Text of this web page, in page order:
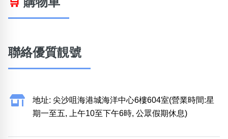
聯絡優質靚號
地址: 尖沙咀海港城海洋中心6樓604室(營業時間:星
期一至五, 上午10至下午6時, 公眾假期休息)